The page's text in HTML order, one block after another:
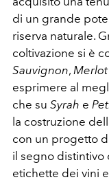
di un grande
riserva naturale.
coltivazione si è
Sauvignon, Merlot
esprimere al
che su Syrah e
la costruzione
con un progetto
il segno distintivo
etichette dei vini